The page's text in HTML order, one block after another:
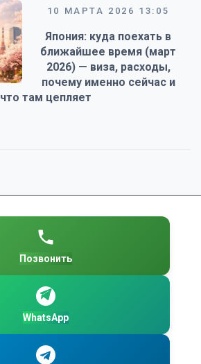
10 МАРТА 2026 13:05
Япония: куда поехать в
ближайшее время (март
2026) — виза, расходы,
почему именно сейчас и
что там цепляет
Позвонить
WhatsApp